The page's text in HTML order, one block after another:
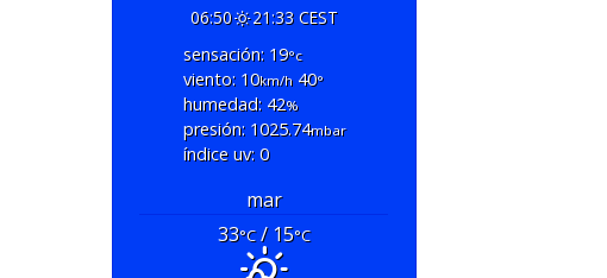
06:50
21:33 CEST
sensación: 19°c
viento: 10km/h40°
humedad: 42%
presión: 1025.74mbar
índice uv: 0
mar
33°C/ 15°C